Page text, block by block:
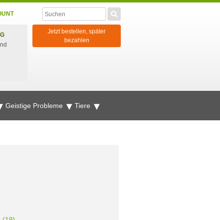
Jetzt bestellen, später
bezahlen
Geistige Probleme Tiere